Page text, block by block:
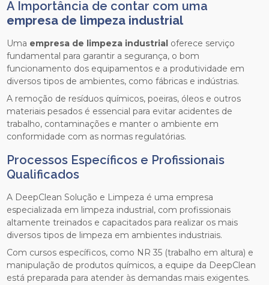
A Importância de contar com uma
empresa de limpeza industrial
Uma empresa de limpeza industrial oferece serviço
fundamental para garantir a segurança, o bom
funcionamento dos equipamentos e a produtividade em
diversos tipos de ambientes, como fábricas e indústrias.
A remoção de resíduos químicos, poeiras, óleos e outros
materiais pesados é essencial para evitar acidentes de
trabalho, contaminações e manter o ambiente em
conformidade com as normas regulatórias.
Processos Específicos e Profissionais
Qualificados
A DeepClean Solução e Limpeza é uma empresa
especializada em limpeza industrial, com profissionais
altamente treinados e capacitados para realizar os mais
diversos tipos de limpeza em ambientes industriais.
Com cursos específicos, como NR 35 (trabalho em altura) e
manipulação de produtos químicos, a equipe da DeepClean
está preparada para atender às demandas mais exigentes.